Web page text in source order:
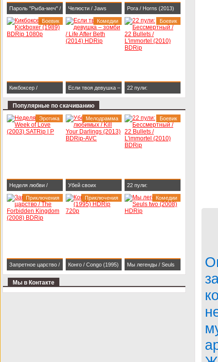
Пароль "Рыба-меч" /
Swordfish (2001)
BDRip 720p
Челюсти / Jaws
(1975) HDRip
Рога / Horns (2013)
WEB-DLRip
Кикбоксер /
Kickboxer (1989)
Боевик
Если твоя девушка –
зомби / Life After Beth
Комедии
22 пули:
(2010) BDRip
Боевик
Популярные по скачиванию
Неделя любви /
Week of Love (2003)
SATRip | P
Эротика
Убей своих
любимых / Kill Your
Darlings (2013)
Мелодрамма
22 пули:
Бессмертный / 22
Bullets / L'immortel
Боевик
Запретное царство /
The Forbidden
Приключения
Конго / Congo (1995)
Приключения
Мы легенды / Seuls
Комедии
Мы в Контакте